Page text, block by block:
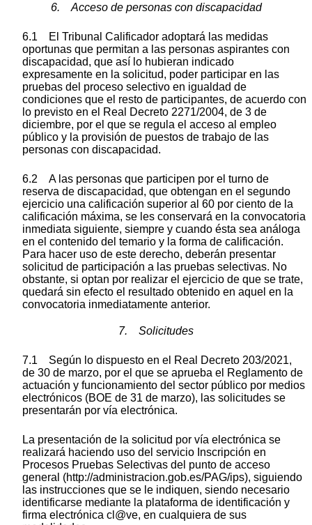
6. Acceso de personas con discapacidad
6.1 El Tribunal Calificador adoptará las medidas
oportunas que permitan a las personas aspirantes con
discapacidad, que así lo hubieran indicado
expresamente en la solicitud, poder participar en las
pruebas del proceso selectivo en igualdad de
condiciones que el resto de participantes, de acuerdo con
lo previsto en el Real Decreto 2271/2004, de 3 de
diciembre, por el que se regula el acceso al empleo
público y la provisión de puestos de trabajo de las
personas con discapacidad.
6.2 A las personas que participen por el turno de
reserva de discapacidad, que obtengan en el segundo
ejercicio una calificación superior al 60 por ciento de la
calificación máxima, se les conservará en la convocatoria
inmediata siguiente, siempre y cuando ésta sea análoga
en el contenido del temario y la forma de calificación.
Para hacer uso de este derecho, deberán presentar
solicitud de participación a las pruebas selectivas. No
obstante, si optan por realizar el ejercicio de que se trate,
quedará sin efecto el resultado obtenido en aquel en la
convocatoria inmediatamente anterior.
7. Solicitudes
7.1 Según lo dispuesto en el Real Decreto 203/2021,
de 30 de marzo, por el que se aprueba el Reglamento de
actuación y funcionamiento del sector público por medios
electrónicos (BOE de 31 de marzo), las solicitudes se
presentarán por vía electrónica.
La presentación de la solicitud por vía electrónica se
realizará haciendo uso del servicio Inscripción en
Procesos Pruebas Selectivas del punto de acceso
general (http://administracion.gob.es/PAG/ips), siguiendo
las instrucciones que se le indiquen, siendo necesario
identificarse mediante la plataforma de identificación y
firma electrónica cl@ve, en cualquiera de sus